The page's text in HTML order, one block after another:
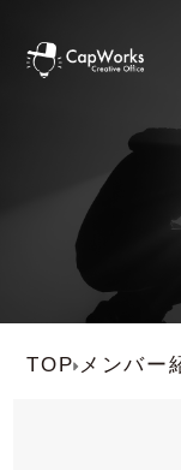
TOP メンバー